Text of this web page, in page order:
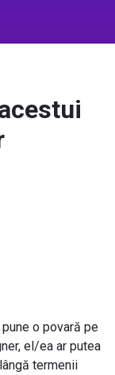
o povară pe
el/ea ar putea
termenii